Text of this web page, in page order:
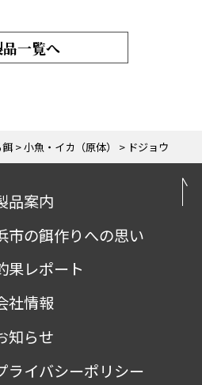
小魚・イカ（原体） ドジョウ
品一覧へ
品案内
市の餌作りへの思い
果レポート
社情報
知らせ
ライバシーポリシー